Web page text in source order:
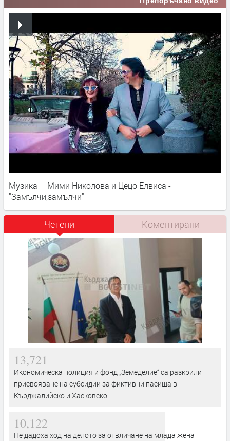
Музика – Мими Николова и Цецо Елвиса -
"Замълчи,замълчи"
Четени Коментирани
13,721
Икономическа полиция и фонд „Земеделие“ са разкрили
присвояване на субсидии за фиктивни пасища в
Кърджалийско и Хасковско
10,122
Не дадоха ход на делото за отвличане на млада жена